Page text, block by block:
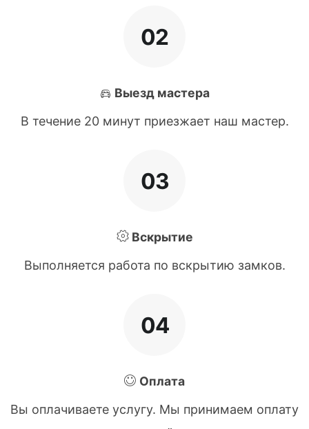
02
Выезд мастера
В течение 20 минут приезжает наш мастер.
03
Вскрытие
Выполняется работа по вскрытию замков.
04
Оплата
Вы оплачиваете услугу. Мы принимаем оплату